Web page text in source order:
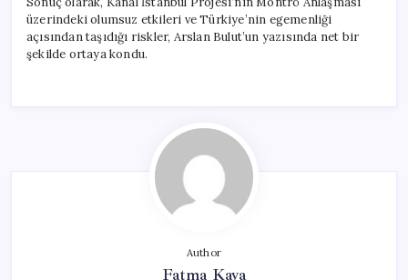
üzerindeki olumsuz etkileri ve Türkiye’nin egemenliği
açısından taşıdığı riskler, Arslan Bulut’un yazısında net bir
şekilde ortaya kondu.
Author
Fatma Kaya